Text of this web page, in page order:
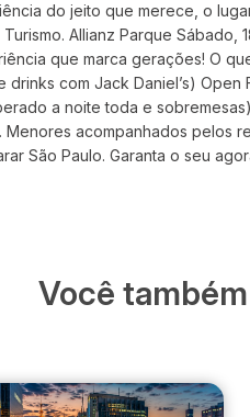
do jeito que merece, o
Allianz Parque
que marca gerações! O
drinks com Jack Daniel’s)
a noite toda e
Menores acompanhados pelos
São Paulo. Garanta o seu
Você